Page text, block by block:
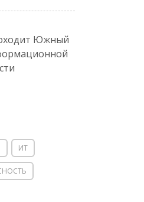
Южный
ИТ